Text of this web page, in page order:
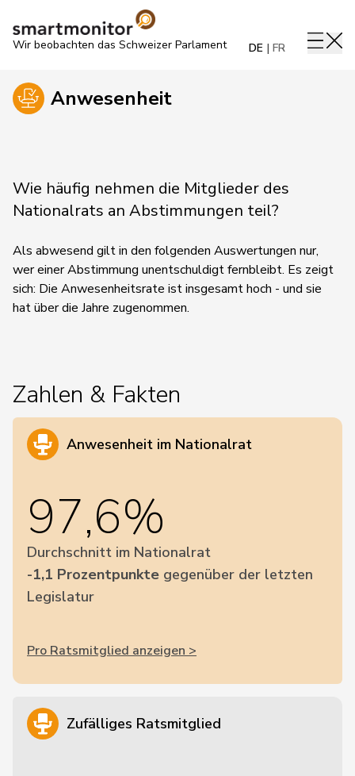
Wir beobachten das Schweizer Parlament DE FR
Anwesenheit
Wie häufig nehmen die Mitglieder des
Nationalrats an Abstimmungen teil?
Als abwesend gilt in den folgenden Auswertungen nur,
wer einer Abstimmung unentschuldigt fernbleibt. Es zeigt
sich: Die Anwesenheitsrate ist insgesamt hoch - und sie
hat über die Jahre zugenommen.
Zahlen & Fakten
Anwesenheit im Nationalrat
97,6%
Durchschnitt im Nationalrat
-1,1 Prozentpunkte gegenüber der letzten
Legislatur
Pro Ratsmitglied anzeigen >
Zufälliges Ratsmitglied